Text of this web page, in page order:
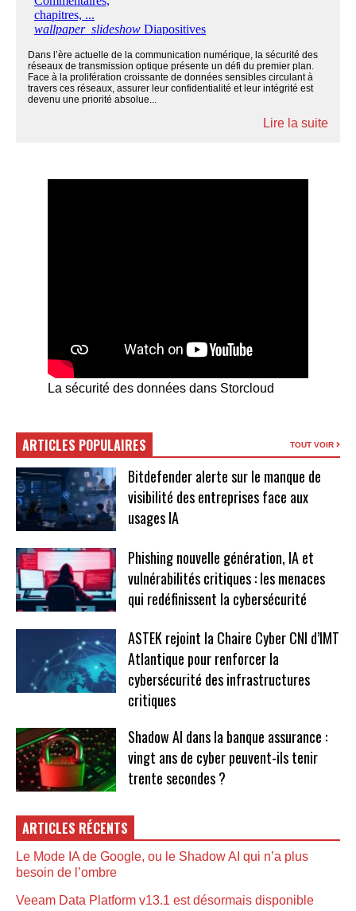
Dans l’ère actuelle de la communication numérique, la sécurité des
réseaux de transmission optique présente un défi du premier plan.
Face à la prolifération croissante de données sensibles circulant à
travers ces réseaux, assurer leur confidentialité et leur intégrité est
devenu une priorité absolue...
Lire la suite
La sécurité des données dans Storcloud
ARTICLES POPULAIRES TOUT VOIR
Bitdefender alerte sur le manque de
visibilité des entreprises face aux
usages IA
Phishing nouvelle génération, IA et
vulnérabilités critiques : les menaces
qui redéfinissent la cybersécurité
ASTEK rejoint la Chaire Cyber CNI d’IMT
Atlantique pour renforcer la
cybersécurité des infrastructures
critiques
Shadow AI dans la banque assurance :
vingt ans de cyber peuvent-ils tenir
trente secondes ?
ARTICLES RÉCENTS
Le Mode IA de Google, ou le Shadow AI qui n’a plus
besoin de l’ombre
Veeam Data Platform v13.1 est désormais disponible